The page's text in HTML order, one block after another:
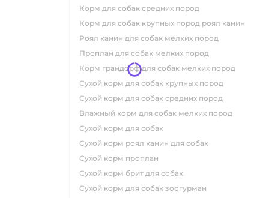
корм для собак средних пород
корм для собак крупных пород роял канин
роял канин для собак мелких пород
проплан для собак мелких пород
корм грандорф для собак мелких пород
сухой корм для собак крупных пород
сухой корм для собак средних пород
влажный корм для собак мелких пород
сухой корм для собак
сухой корм роял канин для собак
сухой корм проплан
сухой корм брит для собак
сухой корм для собак зоогурман